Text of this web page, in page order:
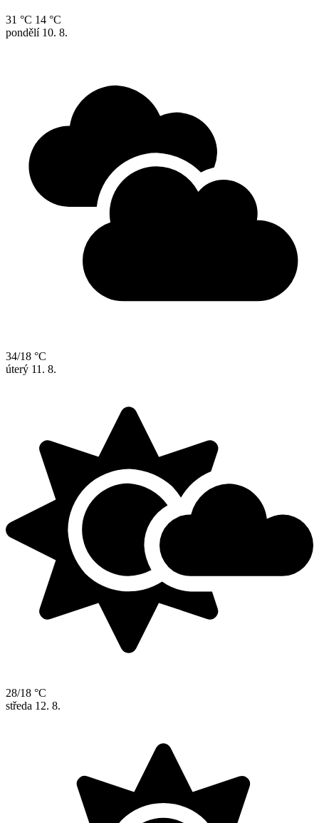
31 °C 14 °C
pondělí 10. 8.
34/18 °C
úterý 11. 8.
28/18 °C
středa 12. 8.